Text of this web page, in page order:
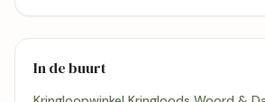
In de buurt